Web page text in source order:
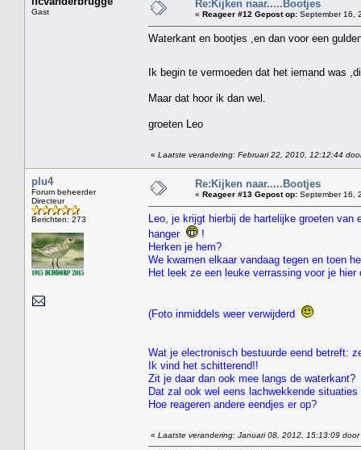
Gast
Re:Kijken naar.....Bootjes
« Reageer #12 Gepost op: September 16,
Waterkant en bootjes ,en dan voor een
Ik begin te vermoeden dat het iemand was
Maar dat hoor ik dan wel.
groeten Leo
« Laatste verandering: Februari 22, 2010, 12:12:44
plu4
Forum beheerder
Directeur
Berichten: 273
Re:Kijken naar.....Bootjes
« Reageer #13 Gepost op: September 16,
Leo, je krijgt hierbij de hartelijke groeten van
hanger
!
Herken je hem?
We kwamen elkaar vandaag tegen en toen
Het leek ze een leuke verrassing voor je
(Foto inmiddels weer verwijderd
Wat je electronisch bestuurde eend betreft:
Ik vind het schitterend!!
Zit je daar dan ook mee langs de waterkant?
Dat zal ook wel eens lachwekkende
Hoe reageren andere eendjes er op?
« Laatste verandering: Januari 08, 2012, 15:13:09 door